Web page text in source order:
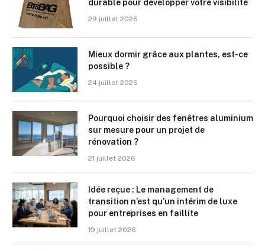
durable pour développer votre visibilité
29 juillet 2026
Mieux dormir grâce aux plantes, est-ce
possible ?
24 juillet 2026
Pourquoi choisir des fenêtres aluminium
sur mesure pour un projet de
rénovation ?
21 juillet 2026
Idée reçue : Le management de
transition n’est qu’un intérim de luxe
pour entreprises en faillite
19 juillet 2026